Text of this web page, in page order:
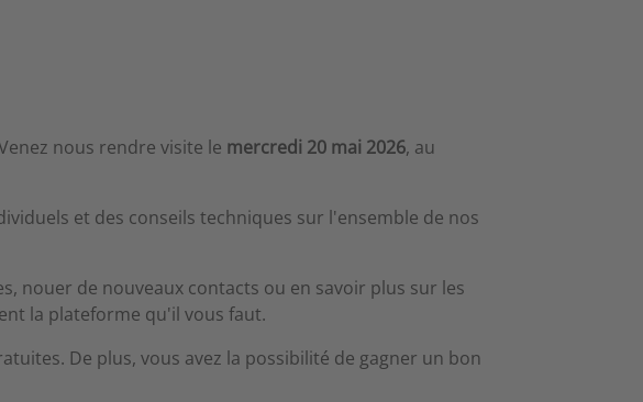
nous rendre visite le mercredi 20 mai 2026, au
et des conseils techniques sur l'ensemble de nos
nouer de nouveaux contacts ou en savoir plus sur les
la plateforme qu'il vous faut.
De plus, vous avez la possibilité de gagner un bon